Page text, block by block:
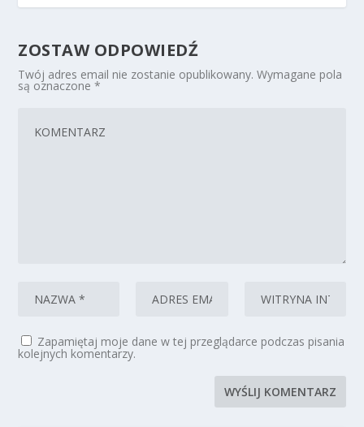
ZOSTAW ODPOWIEDŹ
Twój adres email nie zostanie opublikowany. Wymagane pola
są oznaczone*
Zapamiętaj moje dane w tej przeglądarce podczas pisania
kolejnych komentarzy.